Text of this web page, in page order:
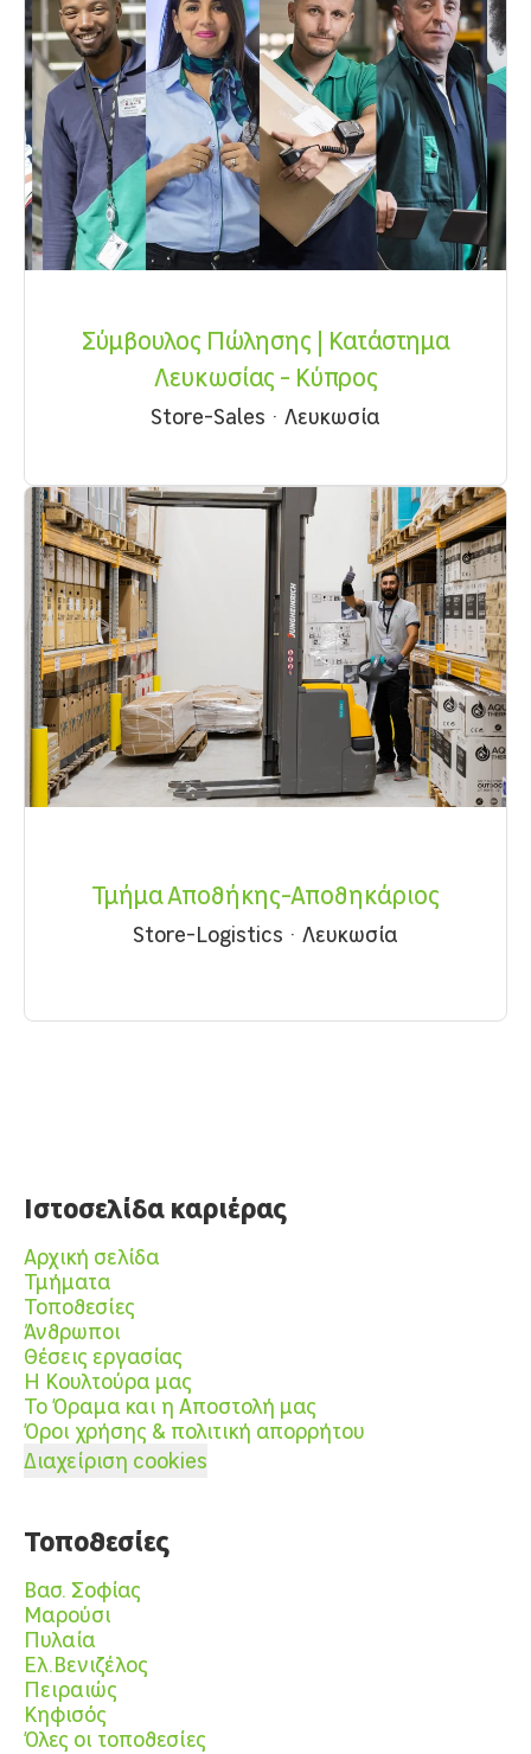
Σύμβουλος Πώλησης | Κατάστημα
Λευκωσίας - Κύπρος
Store-Sales · Λευκωσία
Τμήμα Αποθήκης-Αποθηκάριος
Store-Logistics · Λευκωσία
Ιστοσελίδα καριέρας
Αρχική σελίδα
Τμήματα
Τοποθεσίες
Άνθρωποι
Θέσεις εργασίας
Η Κουλτούρα μας
Το Όραμα και η Αποστολή μας
Όροι χρήσης & πολιτική απορρήτου
Διαχείριση cookies
Τοποθεσίες
Βασ. Σοφίας
Μαρούσι
Πυλαία
Ελ.Βενιζέλος
Πειραιώς
Κηφισός
Όλες οι τοποθεσίες